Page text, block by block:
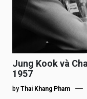
Jung Kook và
1957
by Thai Khang Pham